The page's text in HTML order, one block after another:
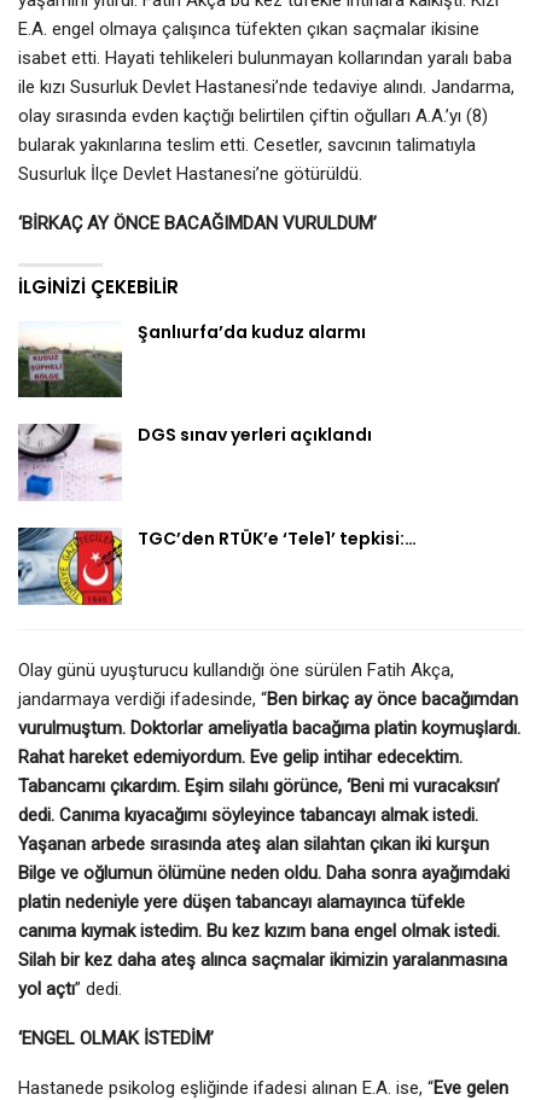
E.A. engel olmaya çalışınca tüfekten çıkan saçmalar ikisine
isabet etti. Hayati tehlikeleri bulunmayan kollarından yaralı baba
ile kızı Susurluk Devlet Hastanesi’nde tedaviye alındı. Jandarma,
olay sırasında evden kaçtığı belirtilen çiftin oğulları A.A.’yı (8)
bularak yakınlarına teslim etti. Cesetler, savcının talimatıyla
Susurluk İlçe Devlet Hastanesi’ne götürüldü.
‘BİRKAÇ AY ÖNCE BACAĞIMDAN VURULDUM’
İLGINIZI ÇEKEBILIR
Şanlıurfa’da kuduz alarmı
DGS sınav yerleri açıklandı
TGC’den RTÜK’e ‘Tele1’ tepkisi:…
Olay günü uyuşturucu kullandığı öne sürülen Fatih Akça,
jandarmaya verdiği ifadesinde, “Ben birkaç ay önce bacağımdan
vurulmuştum. Doktorlar ameliyatla bacağıma platin koymuşlardı.
Rahat hareket edemiyordum. Eve gelip intihar edecektim.
Tabancamı çıkardım. Eşim silahı görünce, ‘Beni mi vuracaksın’
dedi. Canıma kıyacağımı söyleyince tabancayı almak istedi.
Yaşanan arbede sırasında ateş alan silahtan çıkan iki kurşun
Bilge ve oğlumun ölümüne neden oldu. Daha sonra ayağımdaki
platin nedeniyle yere düşen tabancayı alamayınca tüfekle
canıma kıymak istedim. Bu kez kızım bana engel olmak istedi.
Silah bir kez daha ateş alınca saçmalar ikimizin yaralanmasına
yol açtı” dedi.
‘ENGEL OLMAK İSTEDİM’
Hastanede psikolog eşliğinde ifadesi alınan E.A. ise, “Eve gelen